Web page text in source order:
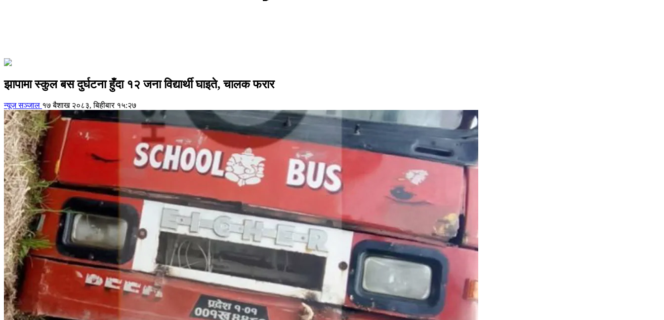
झापामा स्कुल बस दुर्घटना हुँदा १२ जना विद्यार्थी घाइते, चालक फरार
न्यूज सञ्जाल १७ बैशाख २०८३, बिहीबार १५:२७